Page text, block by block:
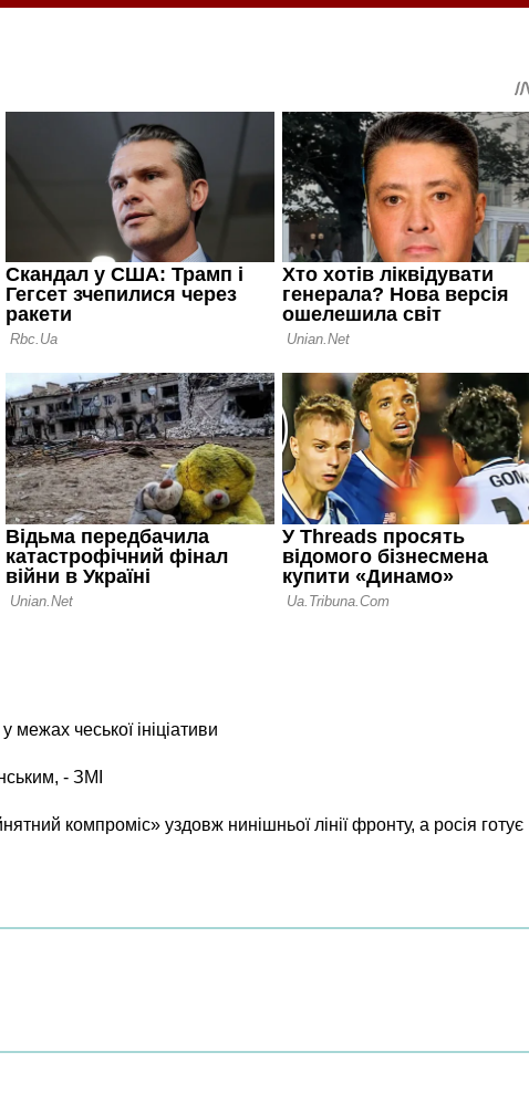
межах чеської ініціативи
- ЗМІ
компроміс» уздовж нинішньої лінії фронту, а росія готує